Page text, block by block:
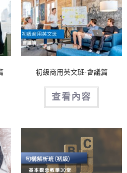
初級商用英文班-會議篇
查看內容